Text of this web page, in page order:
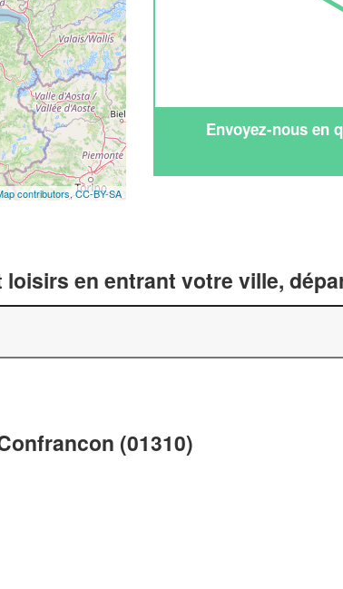
contributors,CC-BY-SA
Envoyez-nous en
en entrant votre ville,
(01310)